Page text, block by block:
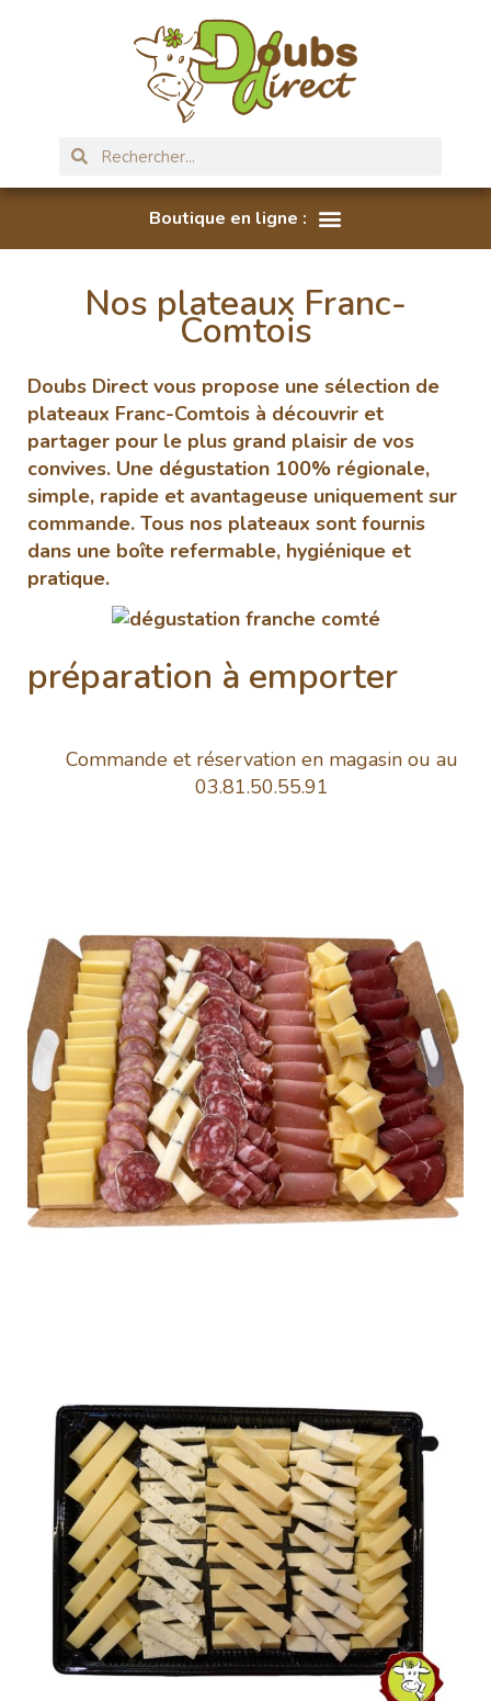
Nos plateaux Franc-
Comtois
Doubs Direct vous propose une sélection de
plateaux Franc-Comtois à découvrir et
partager pour le plus grand plaisir de vos
convives. Une dégustation 100% régionale,
simple, rapide et avantageuse uniquement sur
commande. Tous nos plateaux sont fournis
dans une boîte refermable, hygiénique et
pratique.
préparation à emporter
Commande et réservation en magasin ou au
03.81.50.55.91